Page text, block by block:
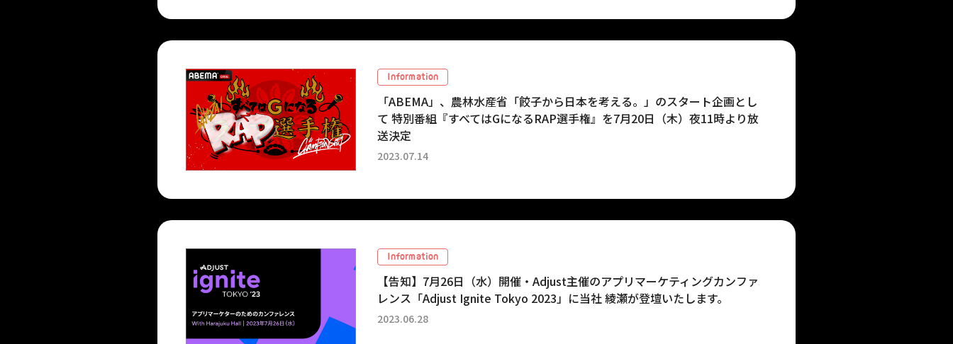
Information
「ABEMA」、農林水産省「餃子から日本を考える。」のスタート企画とし
て 特別番組『すべてはGになるRAP選手権』を7月20日（木）夜11時より放
送決定
2023.07.14
Information
【告知】7月26日（水）開催・Adjust主催のアプリマーケティングカンファ
レンス「Adjust Ignite Tokyo 2023」に当社 綾瀬が登壇いたします。
2023.06.28